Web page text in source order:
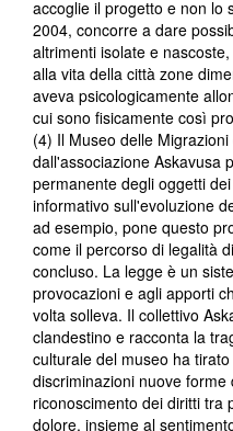
accoglie il progetto e non lo
2004, concorre a dare
altrimenti isolate e
alla vita della città zone
aveva psicologicamente
cui sono fisicamente così
(4) Il Museo delle
dall'associazione Askavusa
permanente degli oggetti
informativo sull'evoluzione
ad esempio, pone questo
come il percorso di legalità
concluso. La legge è un
provocazioni e agli apporti
volta solleva. Il collettivo
clandestino e racconta la
culturale del museo ha
discriminazioni nuove
riconoscimento dei diritti tra
dolore, insieme al